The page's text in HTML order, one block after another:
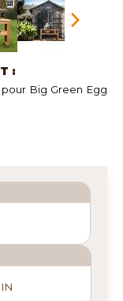
:
Big Green Egg